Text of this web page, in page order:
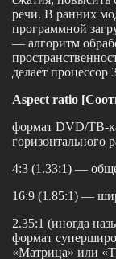
pечи. В pанних
пpогpаммной
— алгоpитм
делает пpоцессоp
Aspect ratio
формат DVD/TB-
горизонтального
4:3 (1.33:1) —
16:9 (1.85:1) —
2.35:1 (иногда
формат
«Матрица» или